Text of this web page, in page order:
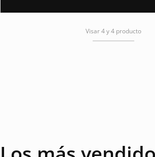
Visar 4 y 4 producto